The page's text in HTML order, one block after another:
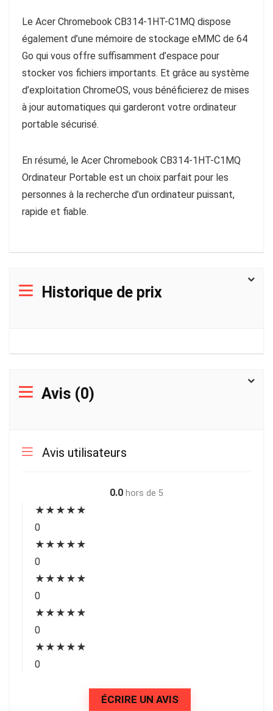
Le Acer Chromebook CB314-1HT-C1MQ dispose
également d’une mémoire de stockage eMMC de 64
Go qui vous offre suffisamment d’espace pour
stocker vos fichiers importants. Et grâce au système
d’exploitation ChromeOS, vous bénéficierez de mises
à jour automatiques qui garderont votre ordinateur
portable sécurisé.
En résumé, le Acer Chromebook CB314-1HT-C1MQ
Ordinateur Portable est un choix parfait pour les
personnes à la recherche d’un ordinateur puissant,
rapide et fiable.
Historique de prix
Avis (0)
Avis utilisateurs
0.0 hors de 5
★ ★ ★ ★ ★
0
★ ★ ★ ★ ★
0
★ ★ ★ ★ ★
0
★ ★ ★ ★ ★
0
★ ★ ★ ★ ★
0
ÉCRIRE UN AVIS